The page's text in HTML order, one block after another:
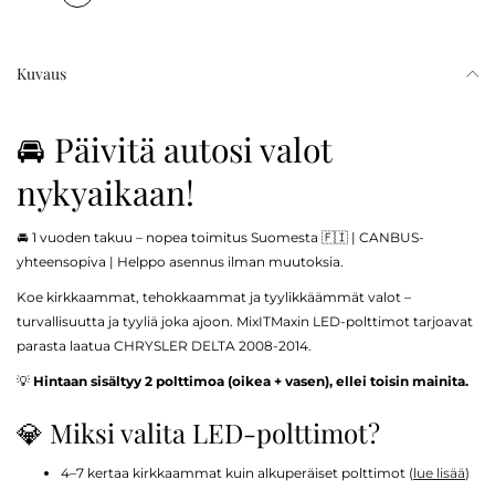
Kuvaus
🚘 Päivitä autosi valot
nykyaikaan!
🚘 1 vuoden takuu – nopea toimitus Suomesta 🇫🇮 | CANBUS-
yhteensopiva | Helppo asennus ilman muutoksia.
Koe kirkkaammat, tehokkaammat ja tyylikkäämmät valot –
turvallisuutta ja tyyliä joka ajoon. MixITMaxin LED-polttimot tarjoavat
parasta laatua CHRYSLER DELTA 2008-2014.
💡 Hintaan sisältyy 2 polttimoa (oikea + vasen), ellei toisin mainita.
💎 Miksi valita LED-polttimot?
4–7 kertaa kirkkaammat kuin alkuperäiset polttimot (lue lisää)